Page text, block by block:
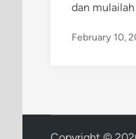
dan
February 10,